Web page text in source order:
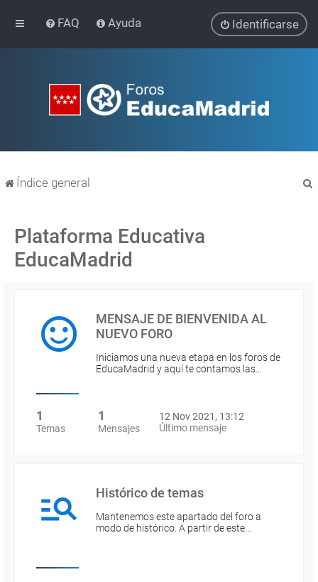
FAQ Ayuda Identificarse
Índice general
Plataforma Educativa
EducaMadrid
MENSAJE DE BIENVENIDA AL
NUEVO FORO
Iniciamos una nueva etapa en los foros de
EducaMadrid y aquí te contamos las…
1
Temas
1
Mensajes
12 Nov 2021, 13:12
Último mensaje
Histórico de temas
Mantenemos este apartado del foro a
modo de histórico. A partir de este…